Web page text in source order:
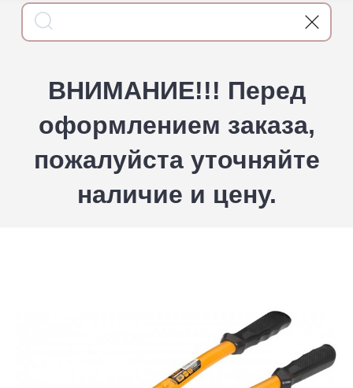
ВНИМАНИЕ!!! Перед
оформлением заказа,
пожалуйста уточняйте
наличие и цену.